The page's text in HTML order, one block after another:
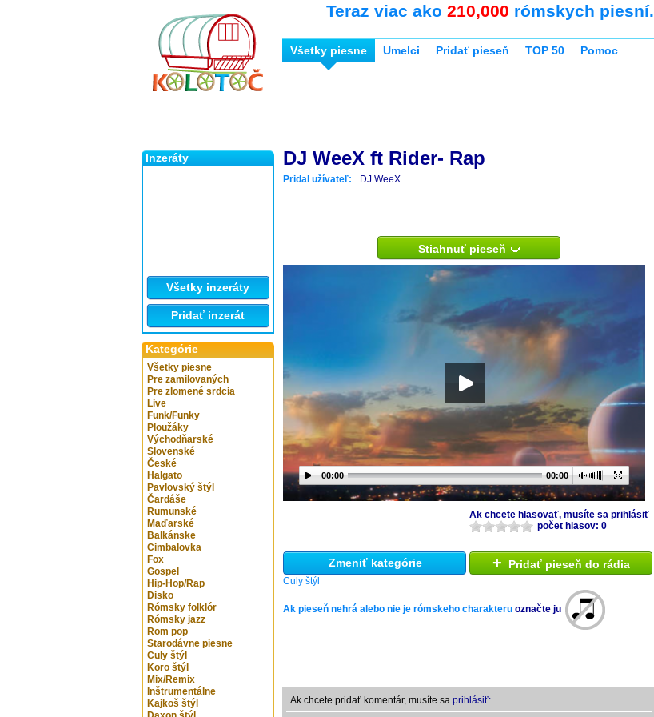
Inzeráty
Všetky inzeráty
Pridať inzerát
Kategórie
Všetky piesne
Pre zamilovaných
Pre zlomené srdcia
Live
Funk/Funky
Ploužáky
Východňarské
Slovenské
České
Halgato
Pavlovský štýl
Čardáše
Rumunské
Maďarské
Balkánske
Cimbalovka
Fox
Gospel
Hip-Hop/Rap
Disko
Rómsky folklór
Rómsky jazz
Rom pop
Starodávne piesne
Culy štýl
Koro štýl
Mix/Remix
Inštrumentálne
Kajkoš štýl
Teraz viac ako 210,000 rómskych piesní.
Všetky piesne Umelci Pridať pieseň TOP 50 Pomoc
DJ WeeX ft Rider- Rap
Pridal užívateľ: DJ WeeX
Stiahnuť pieseň
00:00 00:00
Ak chcete hlasovať, musíte sa prihlásiť
počet hlasov: 0
Zmeniť kategórie
Culy štýl
+ Pridať pieseň do rádia
Ak pieseň nehrá alebo nie je rómskeho charakteru označte ju
Ak chcete pridať komentár, musíte sa prihlásiť: